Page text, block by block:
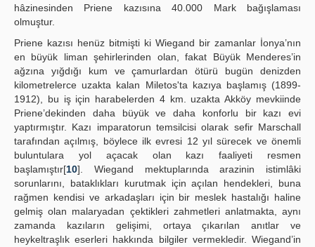
hâzinesinden Priene kazısına 40.000 Mark bağışlaması
olmuştur.
Priene kazısı henüz bitmişti ki Wiegand bir zamanlar İonya’nın
en büyük liman şehirlerinden olan, fakat Büyük Menderes’in
ağzına yığdığı kum ve çamurlardan ötürü bugün denizden
kilometrelerce uzakta kalan Miletos'ta kazıya başlamış (1899-
1912), bu iş için harabelerden 4 km. uzakta Akköy mevkiinde
Priene’dekinden daha büyük ve daha konforlu bir kazı evi
yaptırmıştır. Kazı imparatorun temsilcisi olarak sefir Marschall
tarafından açılmış, böylece ilk evresi 12 yıl sürecek ve önemli
buluntulara yol açacak olan kazı faaliyeti resmen
başlamıştır[10]. Wiegand mektuplarında arazinin istimlâki
sorunlarını, bataklıkları kurutmak için açılan hendekleri, buna
rağmen kendisi ve arkadaşları için bir meslek hastalığı haline
gelmiş olan malaryadan çektikleri zahmetleri anlatmakta, aynı
zamanda kazıların gelişimi, ortaya çıkarılan anıtlar ve
heykeltraşlık eserleri hakkında bilgiler vermekledir. Wiegand’in